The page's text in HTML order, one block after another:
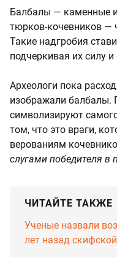
Балбалы — каменные
тюрков-кочевников —
Такие надгробия
подчеркивая их силу и
Археологи пока
изображали балбалы.
символизируют
том, что это враги,
верованиям
слугами победителя в
ЧИТАЙТЕ ТАКЖЕ
Ученые назвали
лет назад